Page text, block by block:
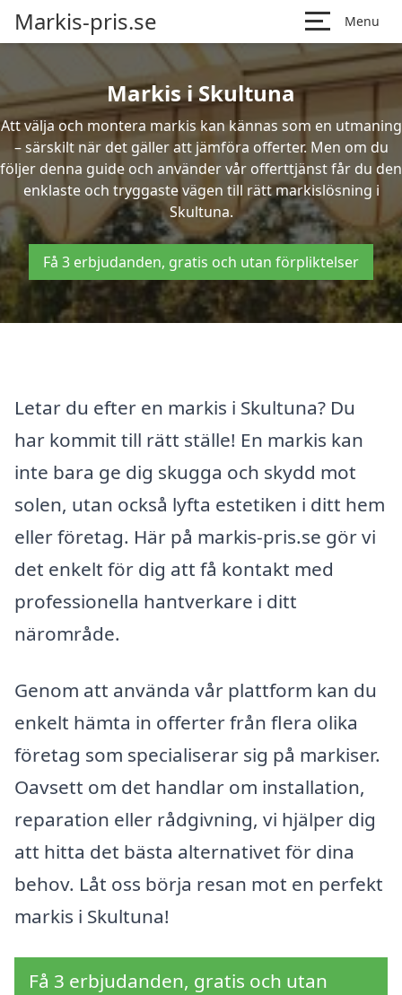
Markis-pris.se Menu
Markis i Skultuna
Att välja och montera markis kan kännas som en utmaning
– särskilt när det gäller att jämföra offerter. Men om du
följer denna guide och använder vår offerttjänst får du den
enklaste och tryggaste vägen till rätt markislösning i
Skultuna.
Få 3 erbjudanden, gratis och utan förpliktelser
Letar du efter en markis i Skultuna? Du
har kommit till rätt ställe! En markis kan
inte bara ge dig skugga och skydd mot
solen, utan också lyfta estetiken i ditt hem
eller företag. Här på markis-pris.se gör vi
det enkelt för dig att få kontakt med
professionella hantverkare i ditt
närområde.
Genom att använda vår plattform kan du
enkelt hämta in offerter från flera olika
företag som specialiserar sig på markiser.
Oavsett om det handlar om installation,
reparation eller rådgivning, vi hjälper dig
att hitta det bästa alternativet för dina
behov. Låt oss börja resan mot en perfekt
markis i Skultuna!
Få 3 erbjudanden, gratis och utan